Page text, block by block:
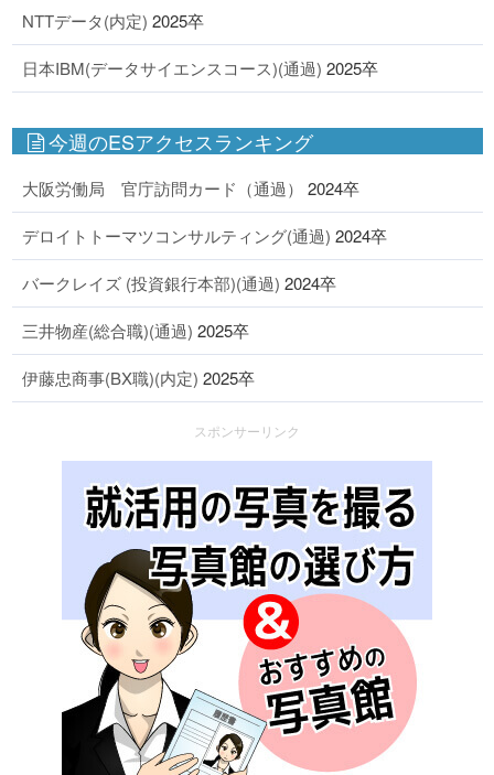
NTTデータ(内定) 2025卒
日本IBM(データサイエンスコース)(通過) 2025卒
今週のESアクセスランキング
大阪労働局 官庁訪問カード（通過） 2024卒
デロイトトーマツコンサルティング(通過) 2024卒
バークレイズ (投資銀行本部)(通過) 2024卒
三井物産(総合職)(通過) 2025卒
伊藤忠商事(BX職)(内定) 2025卒
スポンサーリンク